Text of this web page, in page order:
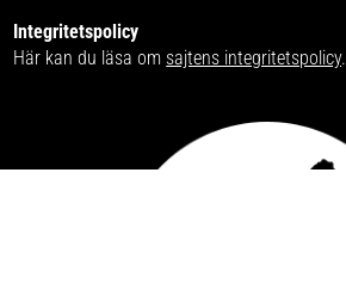
Integritetspolicy
Här kan du läsa om sajtens integritetspolicy.